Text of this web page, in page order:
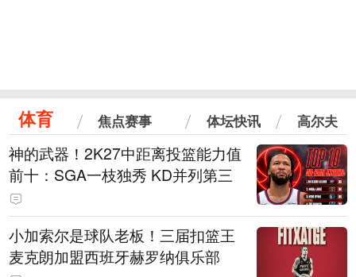
体育 焦点赛事 体坛快讯 高尔夫
神的武器！2K27中距离投篮能力值
前十：SGA一枝独秀 KD并列第三
小加索尔是球队老板！三届扣篮王
麦克朗加盟西班牙赫罗纳俱乐部